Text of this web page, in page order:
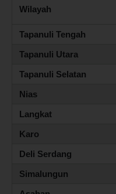
Wilayah
Tapanuli Tengah
Tapanuli Utara
Tapanuli Selatan
Nias
Langkat
Karo
Deli Serdang
Simalungun